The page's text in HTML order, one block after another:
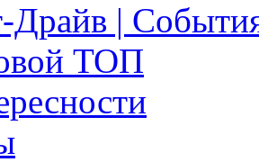
Драйв |
ТОП